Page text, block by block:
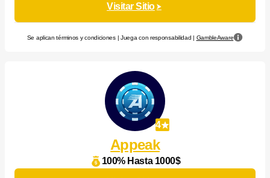
Visitar Sitio
Se aplican términos y condiciones | Juega con responsabilidad | GambleAware
4
Appeak
100% Hasta 1000$